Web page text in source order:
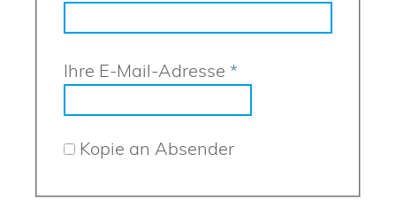
Ihre E-Mail-Adresse *
Kopie an Absender